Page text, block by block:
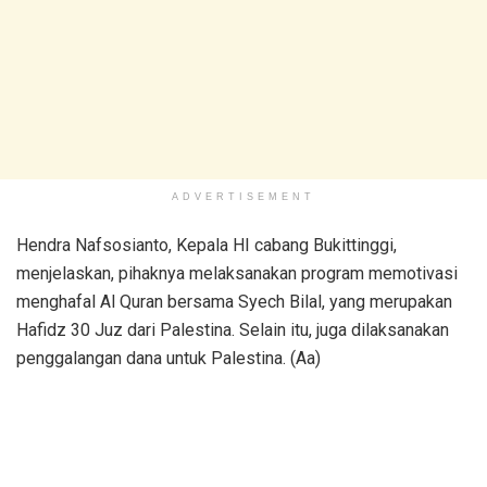
ADVERTISEMENT
Hendra Nafsosianto, Kepala HI cabang Bukittinggi,
menjelaskan, pihaknya melaksanakan program memotivasi
menghafal Al Quran bersama Syech Bilal, yang merupakan
Hafidz 30 Juz dari Palestina. Selain itu, juga dilaksanakan
penggalangan dana untuk Palestina. (Aa)